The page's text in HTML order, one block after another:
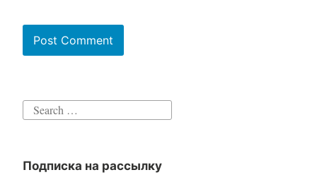
Search
Подписка на рассылку